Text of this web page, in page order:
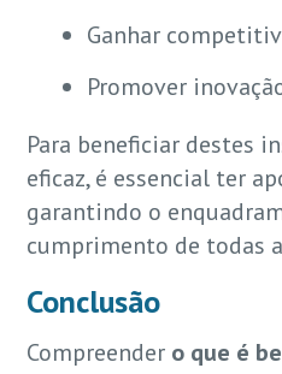
Ganhar
Promover
Para beneficiar destes
eficaz, é essencial ter
garantindo o
cumprimento de todas
Conclusão
Compreender o que é